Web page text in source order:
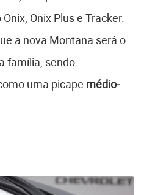
Onix Plus e Tracker.
a nova Montana será o
família, sendo
uma picape médio-